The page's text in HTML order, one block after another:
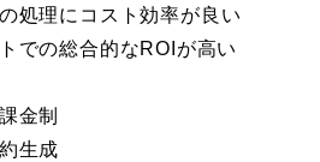
処理にコスト効率が良い
での総合的なROIが高い
金制
生成